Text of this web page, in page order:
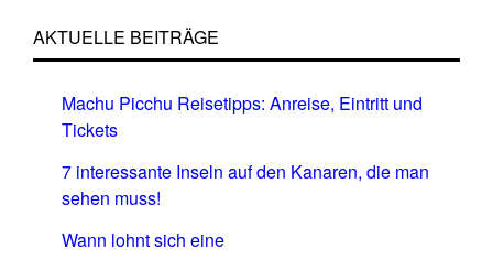
AKTUELLE BEITRÄGE
Machu Picchu Reisetipps: Anreise, Eintritt und
Tickets
7 interessante Inseln auf den Kanaren, die man
sehen muss!
Wann lohnt sich eine